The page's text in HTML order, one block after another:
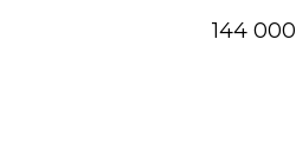
144 000